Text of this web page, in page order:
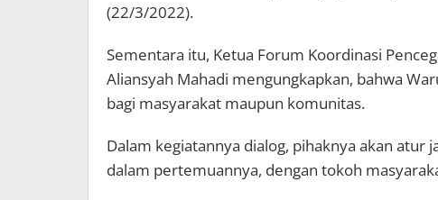
(22/3/2022).
Sementara itu, Ketua Forum Koordinasi
Aliansyah Mahadi mengungkapkan, bahwa
bagi masyarakat maupun komunitas.
Dalam kegiatannya dialog, pihaknya akan atur
dalam pertemuannya, dengan tokoh